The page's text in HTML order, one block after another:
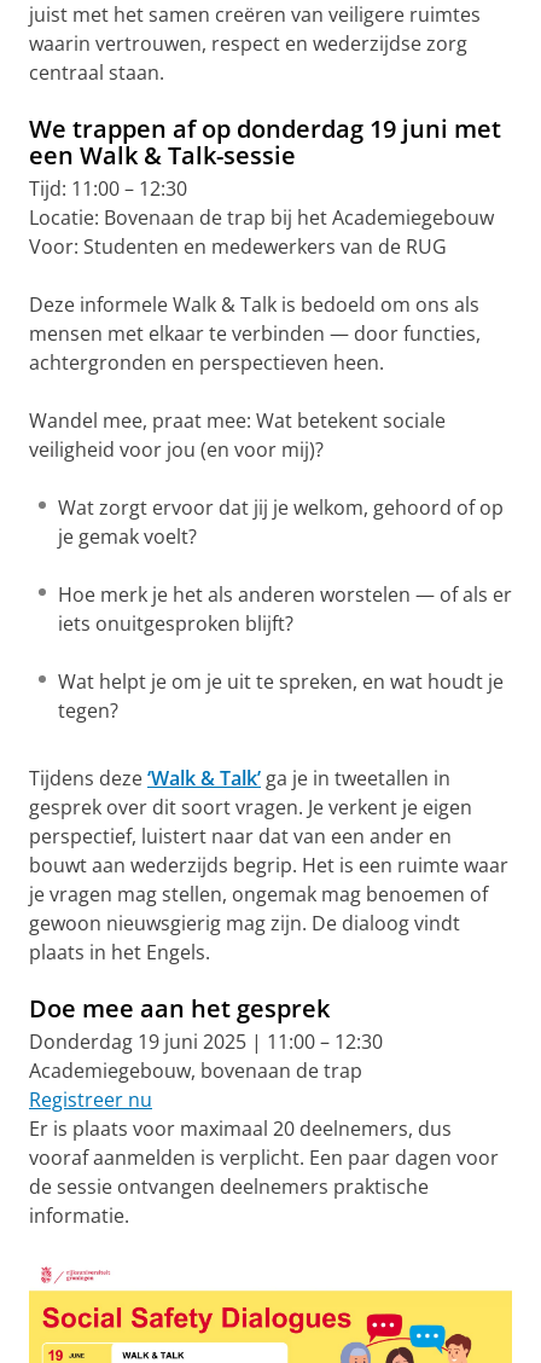
juist met het samen creëren van veiligere ruimtes
waarin vertrouwen, respect en wederzijdse zorg
centraal staan.
We trappen af op donderdag 19 juni met
een Walk & Talk-sessie
Tijd: 11:00 – 12:30
Locatie: Bovenaan de trap bij het Academiegebouw
Voor: Studenten en medewerkers van de RUG
Deze informele Walk & Talk is bedoeld om ons als
mensen met elkaar te verbinden — door functies,
achtergronden en perspectieven heen.
Wandel mee, praat mee: Wat betekent sociale
veiligheid voor jou (en voor mij)?
Wat zorgt ervoor dat jij je welkom, gehoord of op
je gemak voelt?
Hoe merk je het als anderen worstelen — of als er
iets onuitgesproken blijft?
Wat helpt je om je uit te spreken, en wat houdt je
tegen?
Tijdens deze‘Walk & Talk’ ga je in tweetallen in
gesprek over dit soort vragen. Je verkent je eigen
perspectief, luistert naar dat van een ander en
bouwt aan wederzijds begrip. Het is een ruimte waar
je vragen mag stellen, ongemak mag benoemen of
gewoon nieuwsgierig mag zijn. De dialoog vindt
plaats in het Engels.
Doe mee aan het gesprek
Donderdag 19 juni 2025 | 11:00 – 12:30
Academiegebouw, bovenaan de trap
Registreer nu
Er is plaats voor maximaal 20 deelnemers, dus
vooraf aanmelden is verplicht. Een paar dagen voor
de sessie ontvangen deelnemers praktische
informatie.